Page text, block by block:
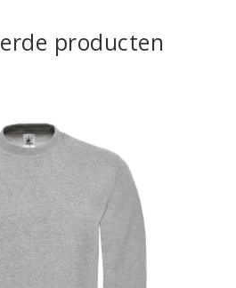
producten